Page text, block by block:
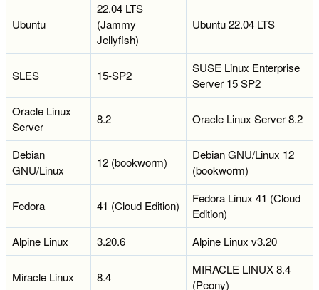
Ubuntu
22.04 LTS
(Jammy
Jellyfish)
Ubuntu 22.04 LTS
SLES 15-SP2
SUSE Linux Enterprise
Server 15 SP2
Oracle Linux
Server
8.2 Oracle Linux Server 8.2
Debian
GNU/Linux
12 (bookworm)
Debian GNU/Linux 12
(bookworm)
Fedora 41 (Cloud Edition)
Fedora Linux 41 (Cloud
Edition)
Alpine Linux
3.20.6 Alpine Linux v3.20
Miracle Linux 8.4
MIRACLE LINUX 8.4
(Peony)